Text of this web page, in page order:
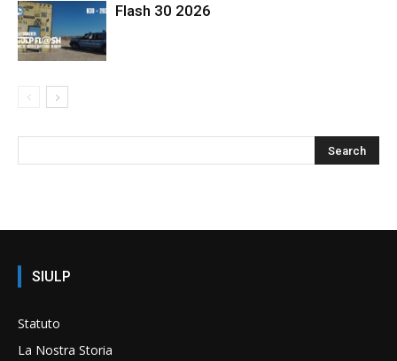
Flash 30 2026
SIULP
Statuto
La Nostra Storia